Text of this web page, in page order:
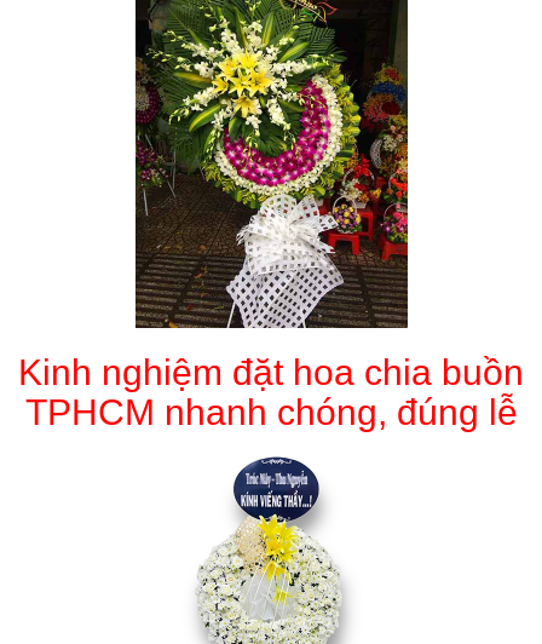
Kinh nghiệm đặt hoa chia buồn
TPHCM nhanh chóng, đúng lễ